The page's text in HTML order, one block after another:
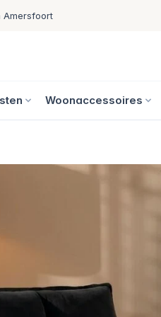
Amersfoort
Woonaccessoires